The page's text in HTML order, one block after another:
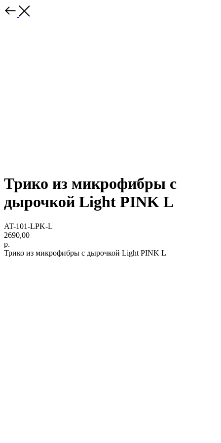
Трико из микрофибры с
дырочкой Light PINK L
AT-101-LPK-L
2690,00
р.
Трико из микрофибры с дырочкой Light PINK L